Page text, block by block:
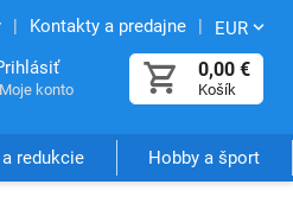
Kontakty a predajne EUR
0,00 €
Košík
Moje konto
redukcie Hobby a šport